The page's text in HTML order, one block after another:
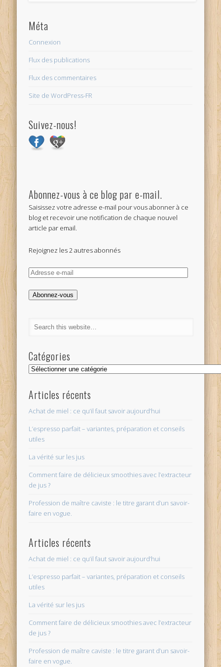
Méta
Connexion
Flux des publications
Flux des commentaires
Site de WordPress-FR
Suivez-nous!
Abonnez-vous à ce blog par e-mail.
Saisissez votre adresse e-mail pour vous abonner à ce
blog et recevoir une notification de chaque nouvel
article par email.
Rejoignez les 2 autres abonnés
Adresse
mail
Abonnez-vous
Catégories
Catégories
Articles récents
Achat de miel : ce qu’il faut savoir aujourd’hui
L’espresso parfait – variantes, préparation et conseils
utiles
La vérité sur les jus
Comment faire de délicieux smoothies avec l’extracteur
de jus ?
Profession de maître caviste : le titre garant d’un savoir-
faire en vogue.
Articles récents
Achat de miel : ce qu’il faut savoir aujourd’hui
L’espresso parfait – variantes, préparation et conseils
utiles
La vérité sur les jus
Comment faire de délicieux smoothies avec l’extracteur
de jus ?
Profession de maître caviste : le titre garant d’un savoir-
faire en vogue.